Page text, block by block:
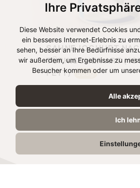
Ihre
Diese Website verwendet Cookies
ein besseres Internet-Erlebnis zu
sehen, besser an Ihre Bedürfnisse
wir außerdem, um Ergebnisse zu
Besucher kommen oder um
Alle
Ich
SAHNEJOGHURT
TÜRKISCHER ART
FETT) 500g